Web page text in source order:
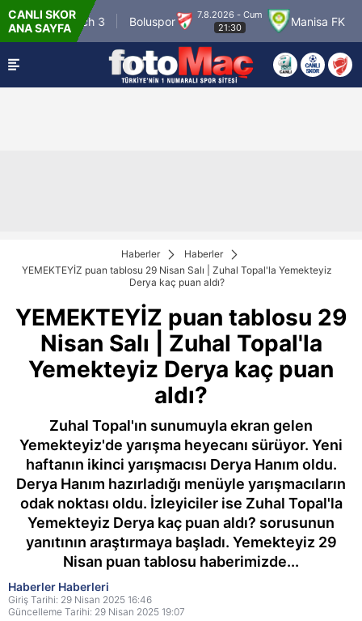
CANLI SKOR
ANA SAYFA
Winner Match 3 Boluspor
7.8.2026 - Cum
21:30
Manisa FK
Haberler
Haberler
YEMEKTEYİZ puan tablosu 29 Nisan Salı | Zuhal Topal'la Yemekteyiz
Derya kaç puan aldı?
YEMEKTEYİZ puan tablosu 29
Nisan Salı | Zuhal Topal'la
Yemekteyiz Derya kaç puan
aldı?
Zuhal Topal'ın sunumuyla ekran gelen
Yemekteyiz'de yarışma heyecanı sürüyor. Yeni
haftanın ikinci yarışmacısı Derya Hanım oldu.
Derya Hanım hazırladığı menüyle yarışmacıların
odak noktası oldu. İzleyiciler ise Zuhal Topal'la
Yemekteyiz Derya kaç puan aldı? sorusunun
yanıtının araştırmaya başladı. Yemekteyiz 29
Nisan puan tablosu haberimizde...
Haberler Haberleri
Giriş Tarihi: 29 Nisan 2025 16:46
Güncelleme Tarihi: 29 Nisan 2025 19:07